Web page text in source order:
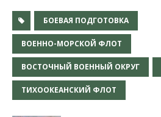
БОЕВАЯ ПОДГОТОВКА
ВОЕННО-МОРСКОЙ ФЛОТ
ВОСТОЧНЫЙ ВОЕННЫЙ ОКРУГ
ТИХООКЕАНСКИЙ ФЛОТ